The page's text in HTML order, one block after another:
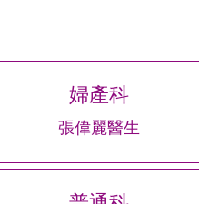
婦產科
張偉麗醫生